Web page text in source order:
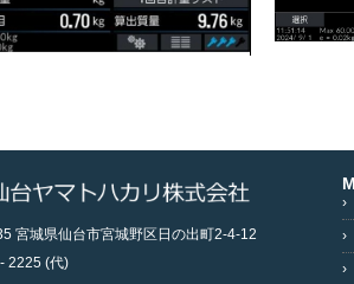
城県仙台市宮城野区日の出町2-4-12
(代)
›
›
›